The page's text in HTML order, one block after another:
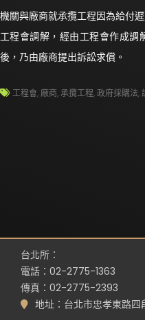
機關與廠商就承攬工程因為給付
工程會調解，經由工程會作成調
後，乃由廠商提出訴訟求償。
工程會,廠商, 承攬工程,政府採購法,
台北所：
電話：02-2775-1363
傳真：02-2775-2393
地址：台北市忠孝東路四